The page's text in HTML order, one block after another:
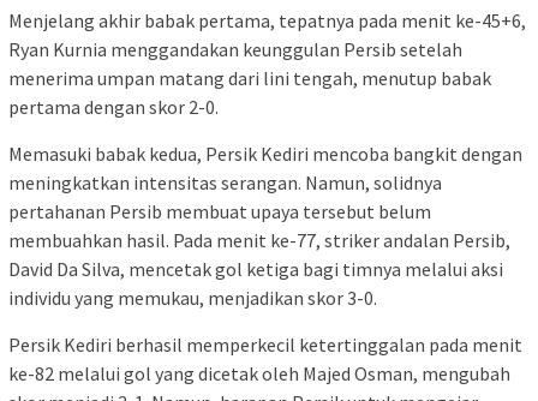
Menjelang akhir babak pertama, tepatnya pada menit ke-45+6,
Ryan Kurnia menggandakan keunggulan Persib setelah
menerima umpan matang dari lini tengah, menutup babak
pertama dengan skor 2-0.
Memasuki babak kedua, Persik Kediri mencoba bangkit dengan
meningkatkan intensitas serangan. Namun, solidnya
pertahanan Persib membuat upaya tersebut belum
membuahkan hasil. Pada menit ke-77, striker andalan Persib,
David Da Silva, mencetak gol ketiga bagi timnya melalui aksi
individu yang memukau, menjadikan skor 3-0.
Persik Kediri berhasil memperkecil ketertinggalan pada menit
ke-82 melalui gol yang dicetak oleh Majed Osman, mengubah